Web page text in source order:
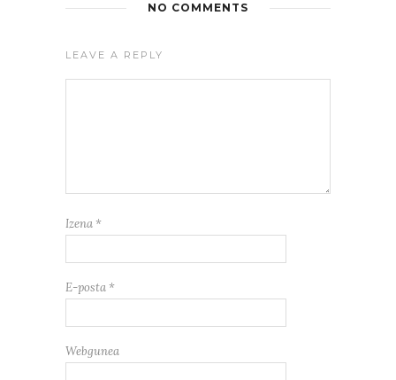
NO COMMENTS
LEAVE A REPLY
Izena *
E-posta *
Webgunea